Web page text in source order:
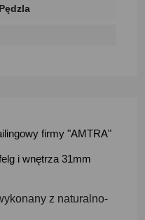
firmy "AMTRA"
i wnętrza 31mm
z naturalno-